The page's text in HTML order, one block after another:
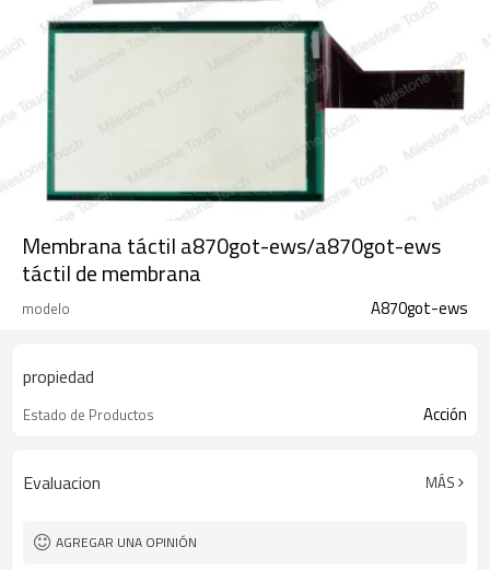
Membrana táctil a870got-ews/a870got-ews
táctil de membrana
modelo A870got-ews
propiedad
Estado de Productos Acción
Evaluacion MÁS
AGREGAR UNA OPINIÓN